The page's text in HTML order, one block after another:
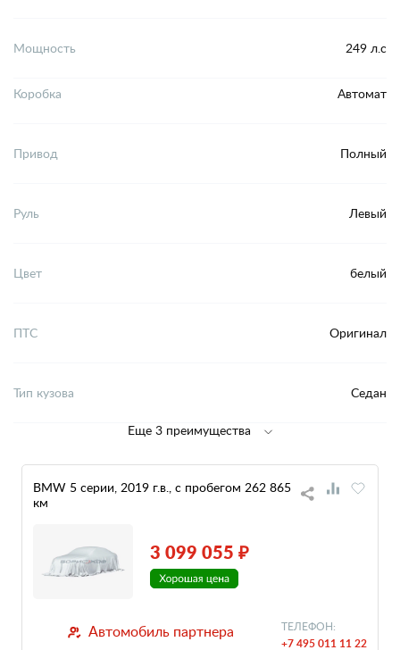
Мощность 249 л.с
Коробка Автомат
Привод Полный
Руль Левый
Цвет белый
ПТС Оригинал
Тип кузова Седан
Еще 3 преимущества
BMW 5 серии, 2019 г.в., с пробегом 262 865
км
3 099 055 ₽
Автомобиль партнера ТЕЛЕФОН:
+7 495 011 11 22